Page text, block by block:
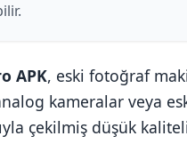
APK, eski fotoğraf
kameralar veya
çekilmiş düşük